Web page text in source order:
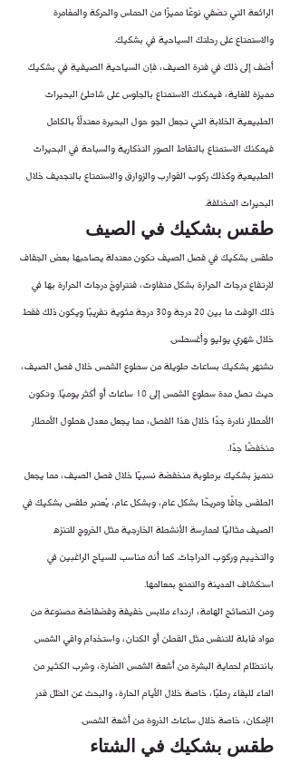
الرائعة التي تضفي نوعًا مميزًا من الحماس والحركة والمغامرة
والاستمتاع على رحلتك السياحية في بشكيك.
أضف إلى ذلك في فترة الصيف، فإن السياحية الصيفية في بشكيك
مميزة للغاية، فيمكنك الاستمتاع بالجلوس على شاطئ البحيرات
الطبيعية الخلابة التي تجعل الجو حول البحيرة معتدلًأ بالكامل
فيمكنك الاستمتاع بالتقاط الصور التذكارية والسباحة في البحيرات
الطبيعية وكذلك ركوب القوارب والزوارق والاستمتاع بالتجديف خلال
البحيرات المختلفة.
طقس بشكيك في الصيف
طقس بشكيك في فصل الصيف تكون معتدلة يصاحبها بعض الجفاف
لارتفاع درجات الحرارة بشكل متفاوت، فتتراوخ درجات الحرارة بها في
ذلك الوقت ما بين 20 درجة و30 درجة مئوية تقريبًا ويكون ذلك فقط
خلال شهري يوليو وأغسطس.
تشتهر بشكيك بساعات طويلة من سطوع الشمس خلال فصل الصيف،
حيث تصل مدة سطوع الشمس إلى 10 ساعات أو أكثر يوميًا. وتكون
الأمطار نادرة جدًا خلال هذا الفصل، مما يجعل معدل هطول الأمطار
منخفضًا جدًا.
تتميز بشكيك برطوبة منخفضة نسبيًا خلال فصل الصيف، مما يجعل
الطقس جافًا ومريحًا بشكل عام، وبشكل عام، يُعتبر طقس بشكيك في
الصيف مثاليًا لممارسة الأنشطة الخارجية مثل الخروج للتنزه
والتخييم وركوب الدراجات. كما أنه مناسب للسياح الراغبين في
استكشاف المدينة والتمتع بمعالمها.
ومن النصائح الهامة، ارتداء ملابس خفيفة وفضفاضة مصنوعة من
مواد قابلة للتنفس مثل القطن أو الكتان، واستخدام واقي الشمس
بانتظام لحماية البشرة من أشعة الشمس الضارة، وشرب الكثير من
الماء للبقاء رطبًا، خاصة خلال الأيام الحارة، والبحث عن الظل قدر
الإمكان، خاصة خلال ساعات الذروة من أشعة الشمس.
طقس بشكيك في الشتاء